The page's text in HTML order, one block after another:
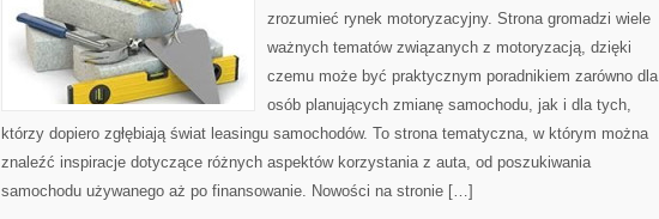
zrozumieć rynek motoryzacyjny. Strona gromadzi wiele
ważnych tematów związanych z motoryzacją, dzięki
czemu może być praktycznym poradnikiem zarówno dla
osób planujących zmianę samochodu, jak i dla tych,
którzy dopiero zgłębiają świat leasingu samochodów. To strona tematyczna, w którym można
znaleźć inspiracje dotyczące różnych aspektów korzystania z auta, od poszukiwania
samochodu używanego aż po finansowanie. Nowości na stronie […]